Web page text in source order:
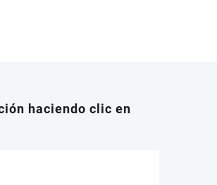
haciendo clic en